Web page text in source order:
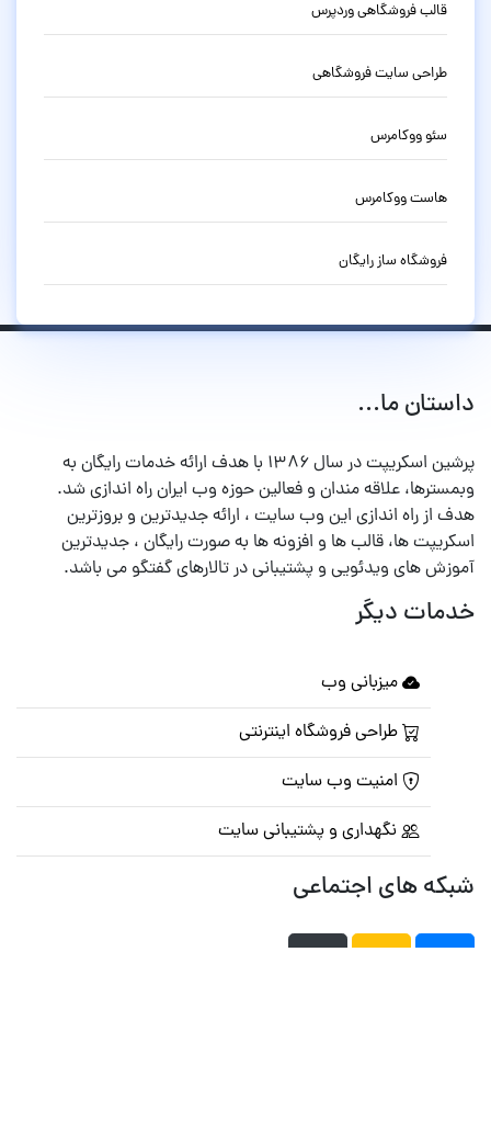
قالب فروشگاهی وردپرس
طراحی سایت فروشگاهی
سئو ووکامرس
هاست ووکامرس
فروشگاه ساز رایگان
داستان ما...
پرشین اسکریپت در سال ۱۳۸۶ با هدف ارائه خدمات رایگان به
وبمسترها، علاقه مندان و فعالین حوزه وب ایران راه اندازی شد.
هدف از راه اندازی این وب سایت ، ارائه جدیدترین و بروزترین
اسکریپت ها، قالب ها و افزونه ها به صورت رایگان ، جدیدترین
آموزش های ویدئویی و پشتیبانی در تالارهای گفتگو می باشد.
خدمات دیگر
میزبانی وب
طراحی فروشگاه اینترنتی
امنیت وب سایت
نگهداری و پشتیبانی سایت
شبکه های اجتماعی